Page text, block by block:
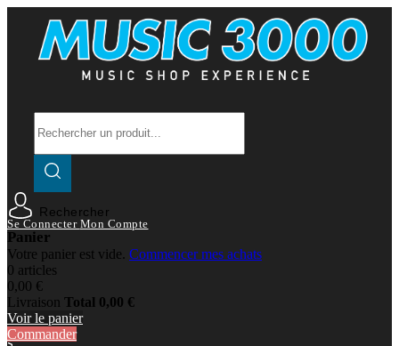
Rechercher
Se Connecter Mon Compte
Panier
Votre panier est vide. Commencer mes achats
0 articles
0,00 €
Livraison Total 0,00 €
Voir le panier
Commander